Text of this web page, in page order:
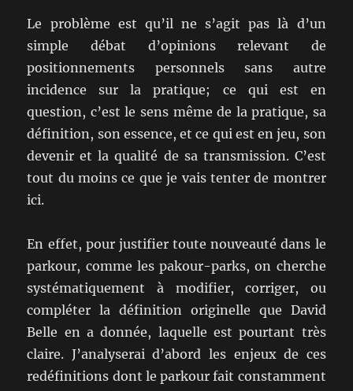
Le problème est qu’il ne s’agit pas là d’un
simple débat d’opinions relevant de
positionnements personnels sans autre
incidence sur la pratique; ce qui est en
question, c’est le sens même de la pratique, sa
définition, son essence, et ce qui est en jeu, son
devenir et la qualité de sa transmission. C’est
tout du moins ce que je vais tenter de montrer
ici.
En effet, pour justifier toute nouveauté dans le
parkour, comme les pakour-parks, on cherche
systématiquement à modifier, corriger, ou
compléter la définition originelle que David
Belle en a donnée, laquelle est pourtant très
claire. J’analyserai d’abord les enjeux de ces
redéfinitions dont le parkour fait constamment